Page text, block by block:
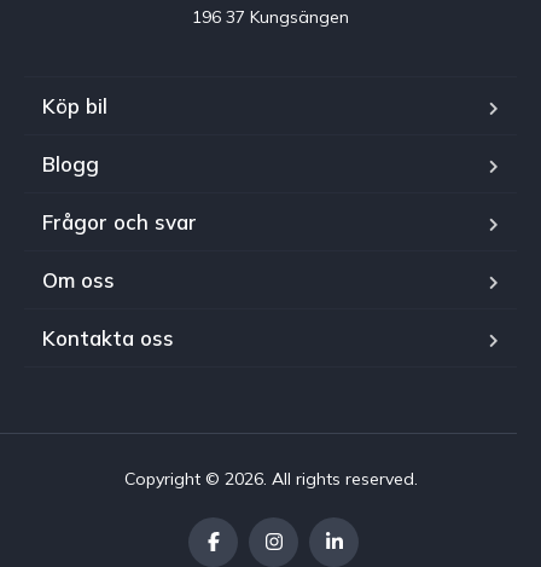
196 37 Kungsängen
Köp bil
Blogg
Frågor och svar
Om oss
Kontakta oss
Copyright © 2026. All rights reserved.